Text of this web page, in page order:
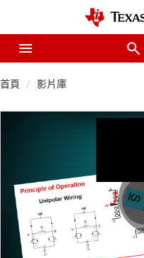
首頁 影片庫